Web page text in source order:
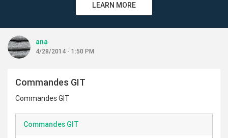
LEARN MORE
ana
4/28/2014 - 1:50 PM
Commandes GIT
Commandes GIT
Commandes GIT